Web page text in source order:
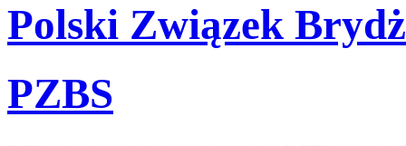
Polski Związek
PZBS